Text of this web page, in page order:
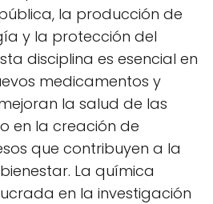
la producción de
y la protección del
disciplina es esencial en
medicamentos y
la salud de las
en la creación de
que contribuyen a la
La química
en la investigación